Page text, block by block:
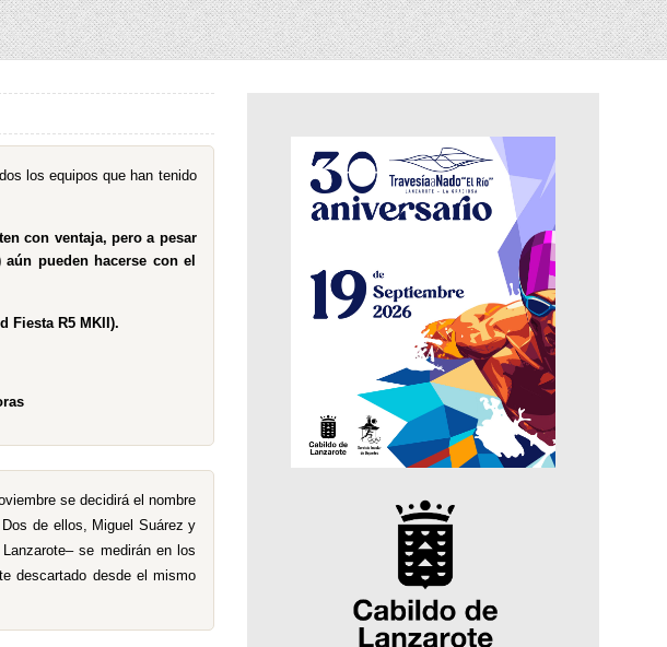
los equipos que han tenido
con ventaja, pero a pesar
pueden hacerse con el
Fiesta R5 MKII).
se decidirá el nombre
de ellos, Miguel Suárez y
se medirán en los
descartado desde el mismo